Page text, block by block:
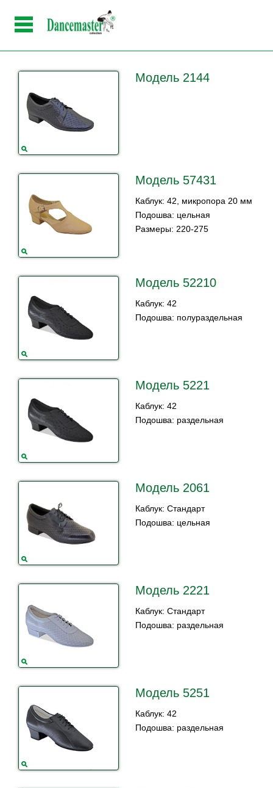
Модель 2144
Модель 57431
Каблук: 42, микропора 20 мм
Подошва: цельная
Размеры: 220-275
Модель 52210
Каблук: 42
Подошва: полураздельная
Модель 5221
Каблук: 42
Подошва: раздельная
Модель 2061
Каблук: Стандарт
Подошва: цельная
Модель 2221
Каблук: Стандарт
Подошва: раздельная
Модель 5251
Каблук: 42
Подошва: раздельная